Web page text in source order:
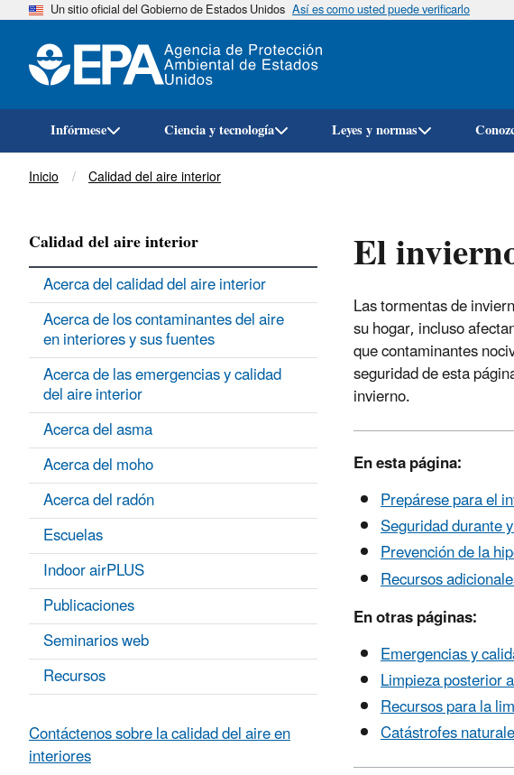
Un sitio oficial del Gobierno de Estados Unidos Así es como usted puede verificarlo
Infórmese Ciencia y tecnología Leyes y normas
Breadcrumb
Inicio Calidad del aire interior
El
Las tormentas de
su hogar, incluso
que contaminantes
seguridad de esta
invierno.
En esta página:
Prepárese para el
Seguridad durante
Prevención de la
Recursos
En otras páginas:
Emergencias y
Limpieza posterior
Recursos para la
Catástrofes
Calidad del aire interior
Acerca del calidad del aire interior
Acerca de los contaminantes del aire
en interiores y sus fuentes
Acerca de las emergencias y calidad
del aire interior
Acerca del asma
Acerca del moho
Acerca del radón
Escuelas
Indoor airPLUS
Publicaciones
Seminarios web
Recursos
Contáctenos sobre la calidad del aire en
interiores